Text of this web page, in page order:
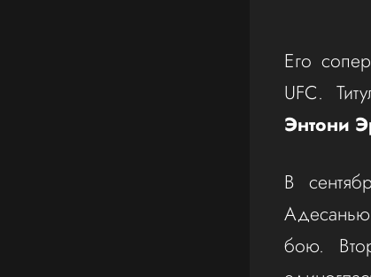
Его
UFC.
Энтони
В
бою.